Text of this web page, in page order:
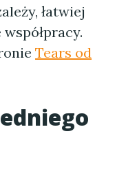
łatwiej
Tears od